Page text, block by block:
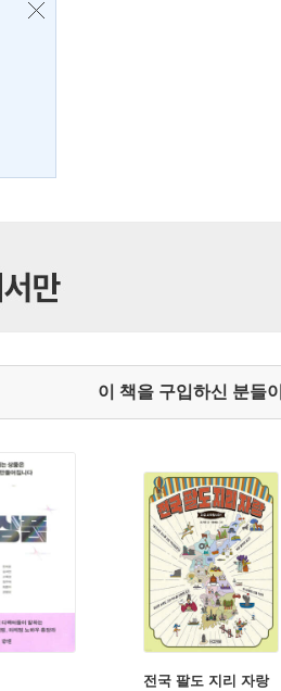
이 책을 구입하신 분들이
전국 팔도 지리 자랑